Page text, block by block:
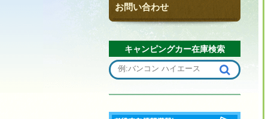
お問い合わせ
キャンピングカー在庫検索